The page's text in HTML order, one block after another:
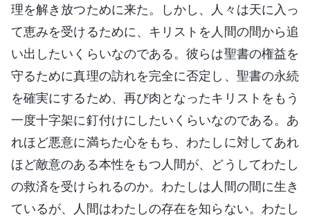
理を解き放つために来た。しかし、人々は天に入っ
て恵みを受けるために、キリストを人間の間から追
い出したいくらいなのである。彼らは聖書の権益を
守るために真理の訪れを完全に否定し、聖書の永続
を確実にするため、再び肉となったキリストをもう
一度十字架に釘付けにしたいくらいなのである。あ
れほど悪意に満ちた心をもち、わたしに対してあれ
ほど敵意のある本性をもつ人間が、どうしてわたし
の救済を受けられるのか。わたしは人間の間に生き
ているが、人間はわたしの存在を知らない。わたし